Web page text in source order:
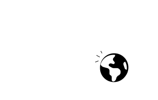
文可能会被几十甚至上百篇后续研究
靠检索列表逐篇浏览，这种网络关系